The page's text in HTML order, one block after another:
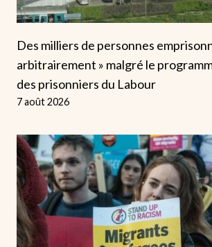
Des milliers de personnes
arbitrairement » malgré le
des prisonniers du Labour
7 août 2026